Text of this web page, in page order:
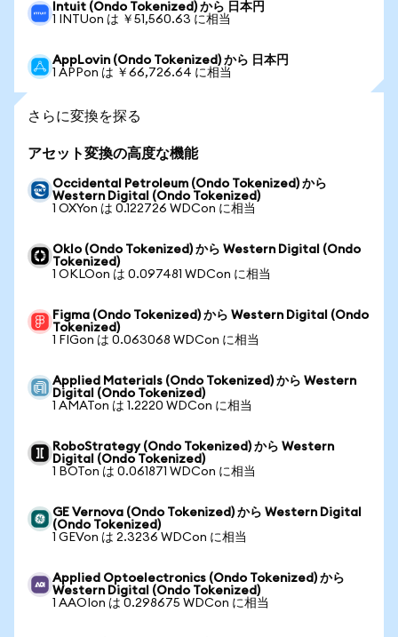
Intuit (Ondo Tokenized) から 日本円
1 INTUon は ￥51,560.63 に相当
AppLovin (Ondo Tokenized) から 日本円
1 APPon は ￥66,726.64 に相当
さらに変換を探る
アセット変換の高度な機能
Occidental Petroleum (Ondo Tokenized) から
Western Digital (Ondo Tokenized)
1 OXYon は 0.122726 WDCon に相当
Oklo (Ondo Tokenized) から Western Digital (Ondo
Tokenized)
1 OKLOon は 0.097481 WDCon に相当
Figma (Ondo Tokenized) から Western Digital (Ondo
Tokenized)
1 FIGon は 0.063068 WDCon に相当
Applied Materials (Ondo Tokenized) から Western
Digital (Ondo Tokenized)
1 AMATon は 1.2220 WDCon に相当
RoboStrategy (Ondo Tokenized) から Western
Digital (Ondo Tokenized)
1 BOTon は 0.061871 WDCon に相当
GE Vernova (Ondo Tokenized) から Western Digital
(Ondo Tokenized)
1 GEVon は 2.3236 WDCon に相当
Applied Optoelectronics (Ondo Tokenized) から
Western Digital (Ondo Tokenized)
1 AAOIon は 0.298675 WDCon に相当